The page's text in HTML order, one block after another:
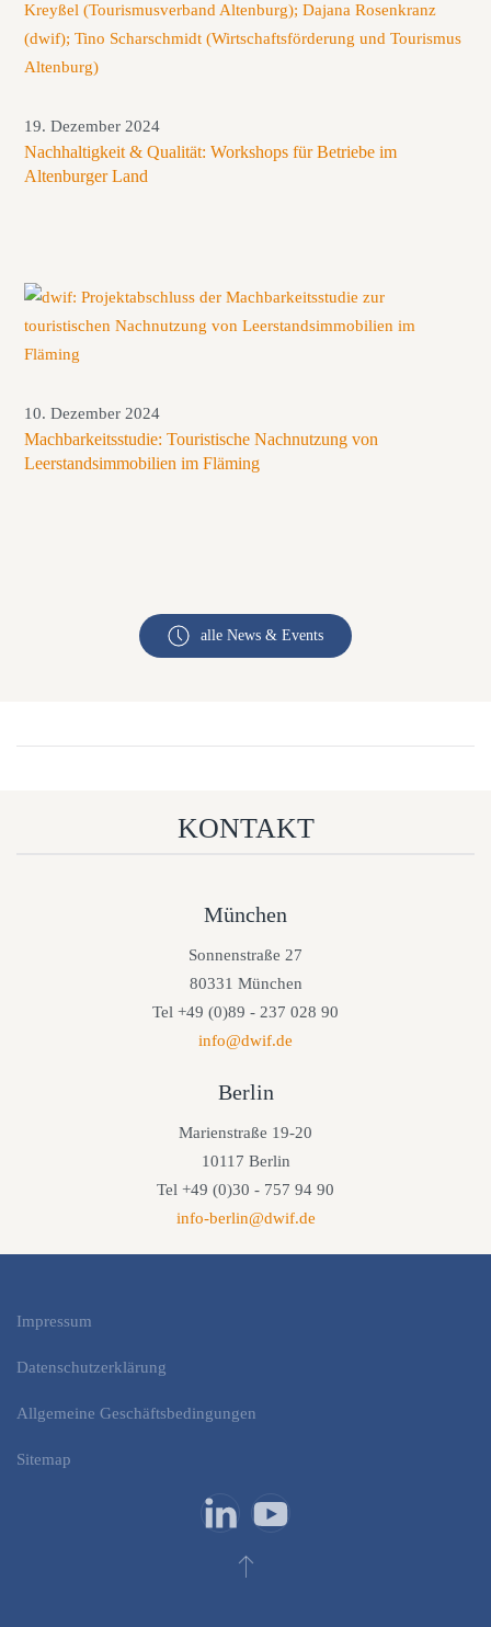
19. Dezember 2024
Nachhaltigkeit & Qualität: Workshops für Betriebe im
Altenburger Land
10. Dezember 2024
Machbarkeitsstudie: Touristische Nachnutzung von
Leerstandsimmobilien im Fläming
alle News & Events
KONTAKT
München
Sonnenstraße 27
80331 München
Tel +49 (0)89 - 237 028 90
info@dwif.de
Berlin
Marienstraße 19-20
10117 Berlin
Tel +49 (0)30 - 757 94 90
info-berlin@dwif.de
Impressum
Datenschutzerklärung
Allgemeine Geschäftsbedingungen
Sitemap